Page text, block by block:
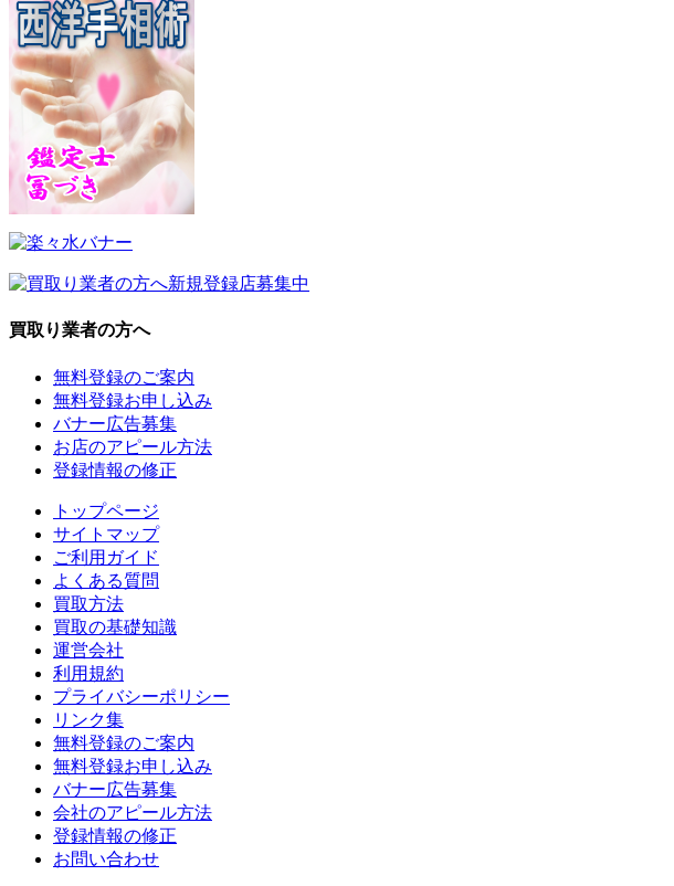
買取り業者の方へ
無料登録のご案内
無料登録お申し込み
バナー広告募集
お店のアピール方法
登録情報の修正
トップページ
サイトマップ
ご利用ガイド
よくある質問
買取方法
買取の基礎知識
運営会社
利用規約
プライバシーポリシー
リンク集
無料登録のご案内
無料登録お申し込み
バナー広告募集
会社のアピール方法
登録情報の修正
お問い合わせ